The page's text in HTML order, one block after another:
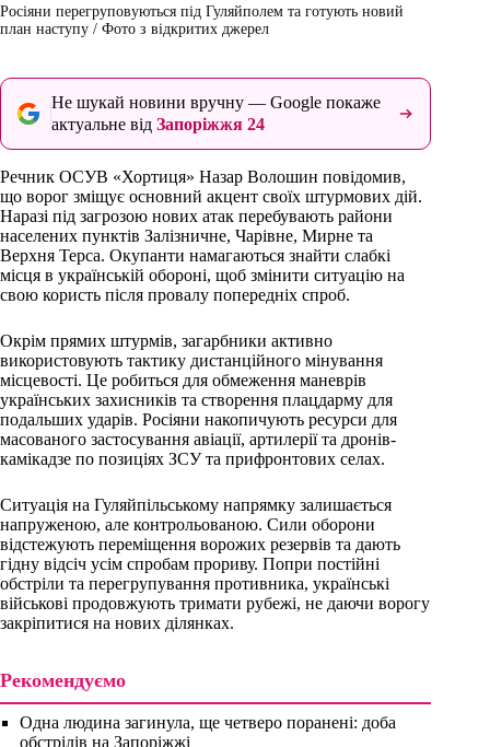
Росіяни перегруповуються під Гуляйполем та готують новий
план наступу / Фото з відкритих джерел
Не шукай новини вручну — Google покаже
актуальне від Запоріжжя 24
Речник ОСУВ «Хортиця» Назар Волошин повідомив,
що ворог зміщує основний акцент своїх штурмових дій.
Наразі під загрозою нових атак перебувають райони
населених пунктів Залізничне, Чарівне, Мирне та
Верхня Терса. Окупанти намагаються знайти слабкі
місця в українській обороні, щоб змінити ситуацію на
свою користь після провалу попередніх спроб.
Окрім прямих штурмів, загарбники активно
використовують тактику дистанційного мінування
місцевості. Це робиться для обмеження маневрів
українських захисників та створення плацдарму для
подальших ударів. Росіяни накопичують ресурси для
масованого застосування авіації, артилерії та дронів-
камікадзе по позиціях ЗСУ та прифронтових селах.
Ситуація на Гуляйпільському напрямку залишається
напруженою, але контрольованою. Сили оборони
відстежують переміщення ворожих резервів та дають
гідну відсіч усім спробам прориву. Попри постійні
обстріли та перегрупування противника, українські
військові продовжують тримати рубежі, не даючи ворогу
закріпитися на нових ділянках.
Рекомендуємо
Одна людина загинула, ще четверо поранені: доба
обстрілів на Запоріжжі